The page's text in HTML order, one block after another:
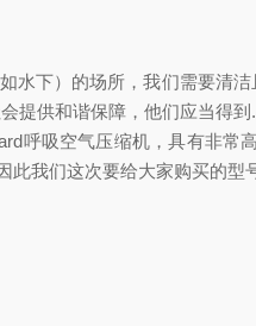
下）的场所，我们需要清
提供和谐保障，他们应当得
呼吸空气压缩机，具有非
此我们这次要给大家购买的型